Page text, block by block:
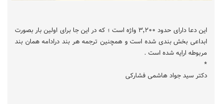
این دعا دارای حدود ۳٬۲۰۰ واژه است ؛ که در این جا برای اولین بار بصورت
ابداعی بخش بندی شده است و همچنین ترجمه هر بند درادامه همان بند
مربوطه ارایه شده است .
*
دکتر سید جواد هاشمی فشارکی